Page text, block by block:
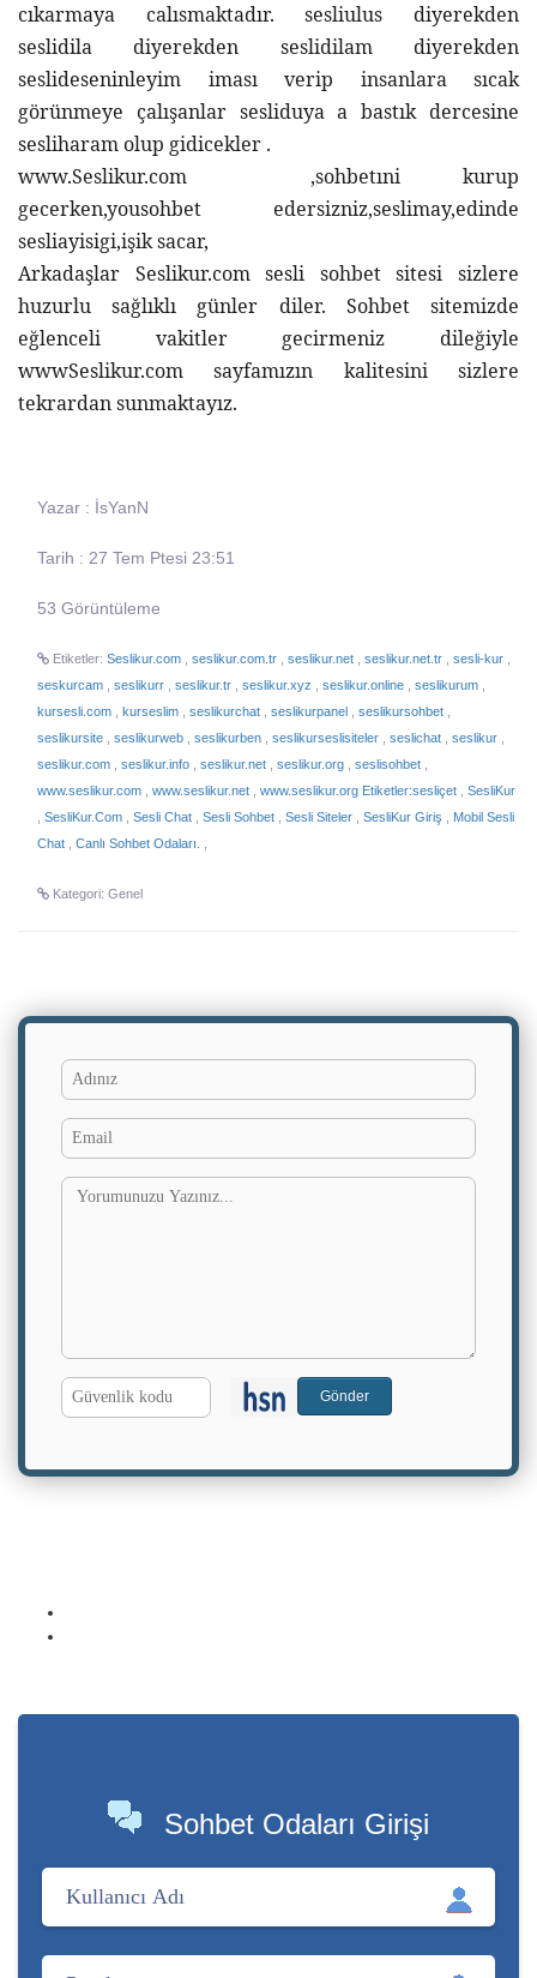
cıkarmaya calısmaktadır. sesliulus diyerekden
seslidila diyerekden seslidilam diyerekden
seslideseninleyim iması verip insanlara sıcak
görünmeye çalışanlar sesliduya a bastık dercesine
sesliharam olup gidicekler .
www.Seslikur.com  ,sohbetıni kurup
gecerken,yousohbet edersizniz,seslimay,edinde
sesliayisigi,işik sacar,
Arkadaşlar Seslikur.com sesli sohbet sitesi sizlere
huzurlu sağlıklı günler diler. Sohbet sitemizde
eğlenceli vakitler gecirmeniz dileğiyle
wwwSeslikur.com sayfamızın kalitesini sizlere
tekrardan sunmaktayız.
Yazar : İsYanN
Tarih : 27 Tem Ptesi 23:51
53 Görüntüleme
Etiketler: Seslikur.com seslikur.com.tr seslikur.net seslikur.net.tr sesli-kur
seskurcam
seslikurr seslikur.tr seslikur.xyz seslikur.online seslikurum
kursesli.com
kurseslim seslikurchat seslikurpanel seslikursohbet
seslikursite
seslikurweb seslikurben seslikurseslisiteler seslichat seslikur
seslikur.com
seslikur.info seslikur.net seslikur.org seslisohbet
www.seslikur.com
www.seslikur.net www.seslikur.org Etiketler:sesliçet
SesliKur
SesliKur.Com Sesli Chat Sesli Sohbet Sesli Siteler SesliKur Giriş
Mobil Sesli
Chat
Canlı Sohbet Odaları.
Kategori: Genel
Adınız
Email
G.
Kodu
Gönder
Sohbet Odaları Girişi